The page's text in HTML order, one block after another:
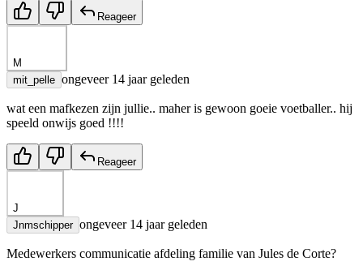
Reageer
M
mit_pelle ongeveer 14 jaar geleden
wat een mafkezen zijn jullie.. maher is gewoon goeie voetballer.. hij
speeld onwijs goed !!!!
Reageer
J
Jnmschipper ongeveer 14 jaar geleden
Medewerkers communicatie afdeling familie van Jules de Corte?